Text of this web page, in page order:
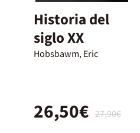
Historia del
siglo XX
Hobsbawm, Eric
27,90€
26,50€